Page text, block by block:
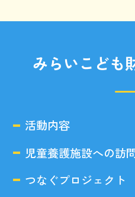
みらいこども
活動内容
児童養護施設への訪
つなぐプロジェクト